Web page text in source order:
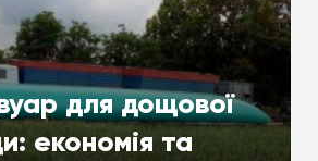
для дощової
економія та